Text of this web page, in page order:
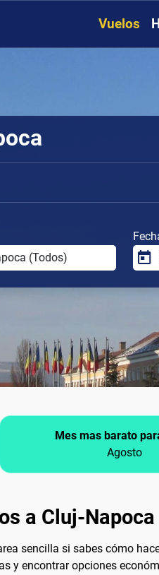
Vuelos
Mes mas barato
Agosto
a Cluj-Napoca
sencilla si sabes cómo
y encontrar opciones